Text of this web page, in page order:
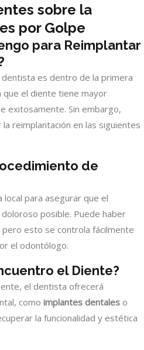
sobre la
por Golpe
para Reimplantar
dentista es dentro de la primera
el diente tiene mayor
exitosamente. Sin embargo,
reimplantación en las siguientes
de
para asegurar que el
posible. Puede haber
esto se controla fácilmente
el odontólogo.
el Diente?
el dentista ofrecerá
como implantes dentales o
la funcionalidad y estética